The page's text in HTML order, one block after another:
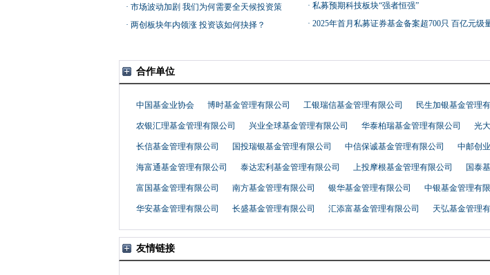
· 市场波动加剧 我们为何需要全天候投资策
略？
· 两创板块年内领涨 投资该如何抉择？
· 私募预期科技板块“强者恒强”
· 2025年首月私募证券基金备案超700只 百亿元级
合作单位
中国基金业协会 博时基金管理有限公司 工银瑞信基金管理有限公司 民生加银基金管理
农银汇理基金管理有限公司 兴业全球基金管理有限公司 华泰柏瑞基金管理有限公司 光
长信基金管理有限公司 国投瑞银基金管理有限公司 中信保诚基金管理有限公司 中邮创
海富通基金管理有限公司 泰达宏利基金管理有限公司 上投摩根基金管理有限公司 国泰
富国基金管理有限公司 南方基金管理有限公司 银华基金管理有限公司 中银基金管理有
华安基金管理有限公司 长盛基金管理有限公司 汇添富基金管理有限公司 天弘基金管理
友情链接